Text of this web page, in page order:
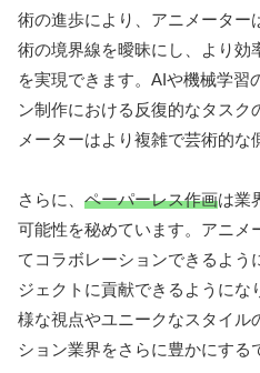
術の進歩により、アニメーター
術の境界線を曖昧にし、より効
を実現できます。AIや機械学習
ン制作における反復的なタスク
メーターはより複雑で芸術的な
さらに、 ペーパーレス作画は業
可能性を秘めています。アニメ
てコラボレーションできるよう
ジェクトに貢献できるようにな
様な視点やユニークなスタイル
ション業界をさらに豊かにする